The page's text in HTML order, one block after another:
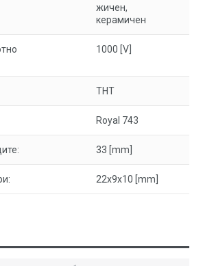
жичен,
керамичен
1000 [V]
THT
Royal 743
33 [mm]
22x9x10 [mm]